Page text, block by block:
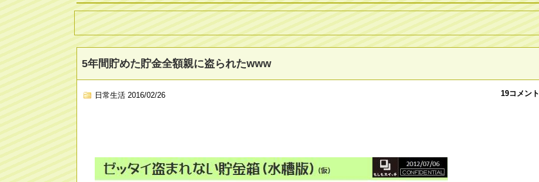
5年間貯めた貯金全額親に盗られたwww
日常生活 2016/02/26 19コメント